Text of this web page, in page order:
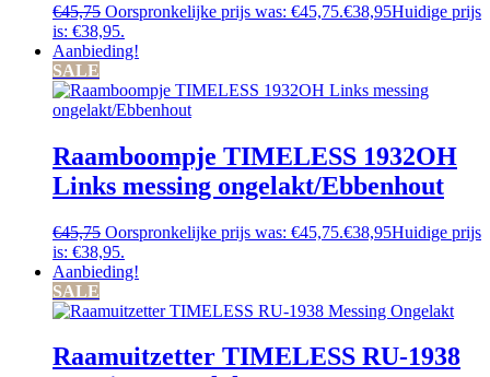
€45,75 Oorspronkelijke prijs was: €45,75.€38,95Huidige prijs
is: €38,95.
Aanbieding!
SALE
Raamboompje TIMELESS 1932OH
Links messing ongelakt/Ebbenhout
€45,75 Oorspronkelijke prijs was: €45,75.€38,95Huidige prijs
is: €38,95.
Aanbieding!
SALE
Raamuitzetter TIMELESS RU-1938